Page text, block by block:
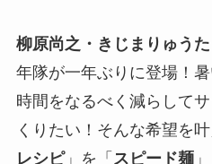
柳原尚之・きじまりゅう
年隊が一年ぶりに登場！
時間をなるべく減らして
くりたい！そんな希望を
レシピ」を「 スピード麺」